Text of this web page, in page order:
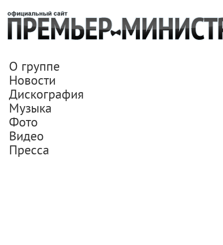
О группе
Новости
Дискография
Музыка
Фото
Видео
Пресса